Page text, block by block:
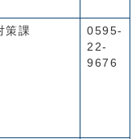
策課
0595-
22-
9676